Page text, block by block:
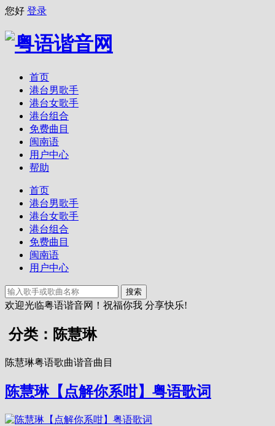
您好 登录
首页
港台男歌手
港台女歌手
港台组合
免费曲目
闽南语
用户中心
帮助
首页
港台男歌手
港台女歌手
港台组合
免费曲目
闽南语
用户中心
搜索
欢迎光临粤语谐音网！祝福你我 分享快乐!
分类：陈慧琳
陈慧琳粤语歌曲谐音曲目
陈慧琳【点解你系咁】粤语歌词